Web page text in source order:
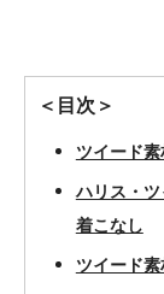
＜目次＞
ツイード
ハリス・
着こなし
ツイード